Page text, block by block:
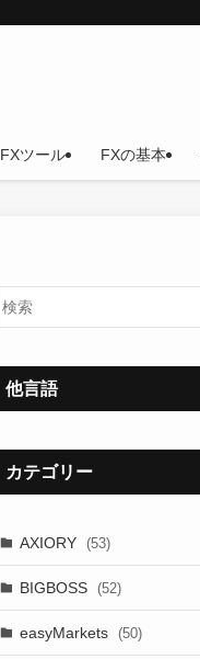
FXツール FXの基本
他言語
カテゴリー
AXIORY (53)
BIGBOSS (52)
easyMarkets (50)